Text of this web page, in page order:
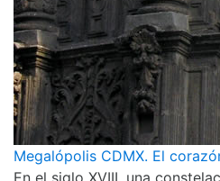
Megalópolis CDMX. El
En el siglo XVIII, una